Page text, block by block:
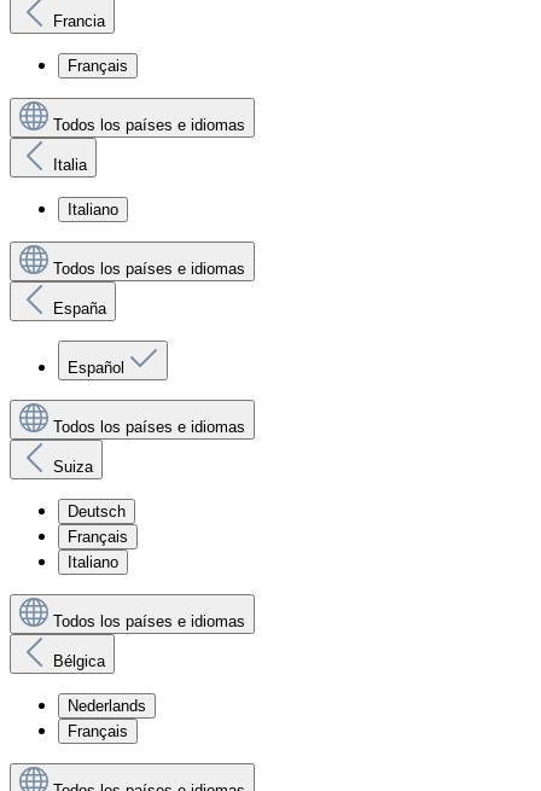
Francia
Français
Todos los países e idiomas
Italia
Italiano
Todos los países e idiomas
España
Español
Todos los países e idiomas
Suiza
Deutsch
Français
Italiano
Todos los países e idiomas
Bélgica
Nederlands
Français